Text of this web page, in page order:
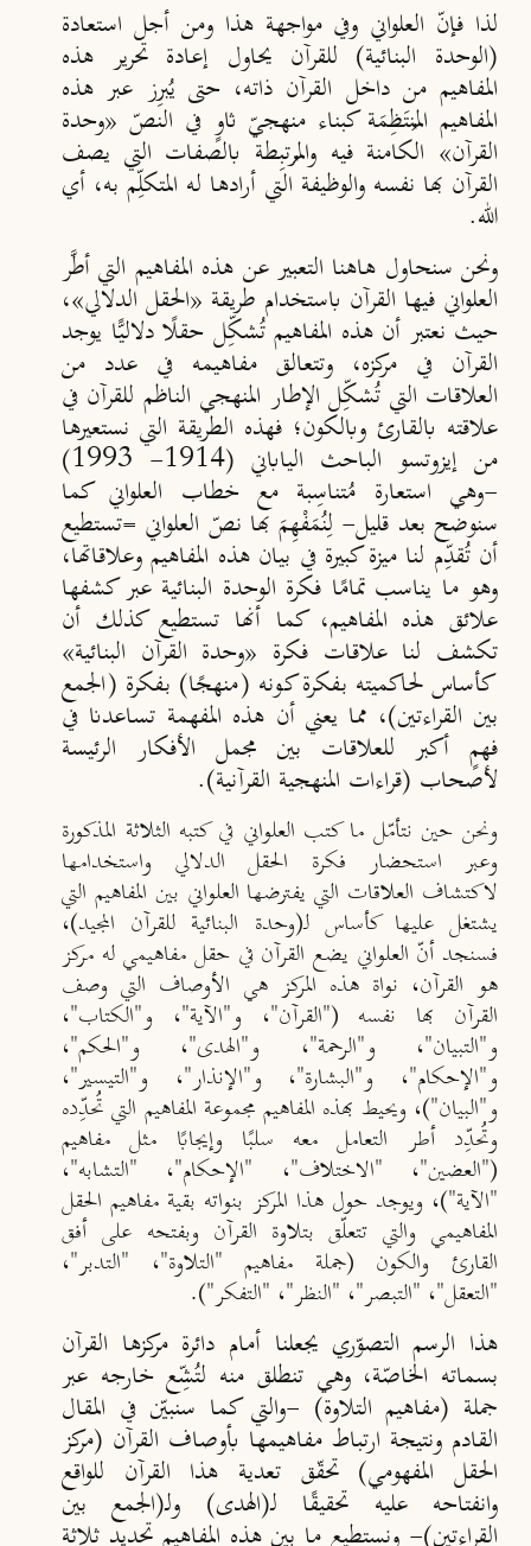
لذا فإنّ العلواني وفي مواجهة هذا ومن أجل استعادة
(الوحدة البنائية) للقرآن يحاول إعادة تحرير هذه
المفاهيم من داخل القرآن ذاته، حتى يُبرِز عبر هذه
المفاهيم المُنتَظِمَة كبناء منهجيّ ثاوٍ في النصّ «وحدة
القرآن» الكامنة فيه والمُرتبِطة بالصفات التي يصف
القرآن بها نفسه والوظيفة التي أرادها له المتكلِّم به، أي
الله.
ونحن سنحاول هاهنا التعبير عن هذه المفاهيم التي أطَّر
العلواني فيها القرآن باستخدام طريقة «الحقل الدلالي»،
حيث نعتبر أن هذه المفاهيم تُشكِّل حقلًا دلاليًّا يوجد
القرآن في مركزه، وتتعالق مفاهيمه في عدد من
العلاقات التي تُشكِّل الإطار المنهجي الناظم للقرآن في
علاقته بالقارئ وبالكون؛ فهذه الطريقة التي نستعيرها
من إيزوتسو الباحث الياباني (1914- 1993)
-وهي استعارة مُتناسِبة مع خطاب العلواني كما
سنوضح بعد قليل- لِنُمَفْهِمَ بها نصّ العلواني =تستطيع
أن تُقدِّم لنا ميزة كبيرة في بيان هذه المفاهيم وعلاقاتها،
وهو ما يناسب تمامًا فكرة الوحدة البنائية عبر كشفها
علائق هذه المفاهيم، كما أنها تستطيع كذلك أن
تكشف لنا علاقات فكرة «وحدة القرآن البنائية»
كأساس لحاكميته بفكرة كونه (منهجًا) بفكرة (الجمع
بين القراءتين)، مما يعني أن هذه المفهمة تساعدنا في
فهمٍ أكبر للعلاقات بين مجمل الأفكار الرئيسة
لأصحاب (قراءات المنهجية القرآنية).
ونحن حين نتأمّل ما كتب العلواني في كتبه الثلاثة المذكورة
وعبر استحضار فكرة الحقل الدلالي واستخدامها
لاكتشاف العلاقات التي يفترضها العلواني بين المفاهيم التي
يشتغل عليها كأساس لـ(وحدة البنائية للقرآن المجيد)،
فسنجد أنّ العلواني يضع القرآن في حقل مفاهيمي له مركز
هو القرآن، نواة هذه المركز هي الأوصاف التي وصف
القرآن بها نفسه ("القرآن"، و"الآية"، و"الكتاب"،
و"التبيان"، و"الرحمة"، و"الهدى"، و"الحكم"،
و"الإحكام"، و"البشارة"، و"الإنذار"، و"التيسير"،
و"البيان")، ويحيط بهذه المفاهيم مجموعة المفاهيم التي تُحدِّده
وتُحدِّد أطر التعامل معه سلبًا وإيجابًا مثل مفاهيم
("العضين"، "الاختلاف"، "الإحكام"، "التشابه"،
"الآية")، ويوجد حول هذا المركز بنواته بقية مفاهيم الحقل
المفاهيمي والتي تتعلّق بتلاوة القرآن وبفتحه على أفق
القارئ والكون (جملة مفاهيم "التلاوة"، "التدبر"،
"التعقل"، "التبصر"، "النظر"، "التفكر").
هذا الرسم التصوّري يجعلنا أمام دائرة مركزها القرآن
بسماته الخاصّة، وهي تنطلق منه لتُشِّع خارجه عبر
جملة (مفاهيم التلاوة) -والتي كما سنبيّن في المقال
القادم ونتيجة ارتباط مفاهيمها بأوصاف القرآن (مركز
الحقل المفهومي) تحقّق تعدية هذا القرآن للواقع
وانفتاحه عليه تحقيقًا لـ(الهدى) ولـ(الجمع بين